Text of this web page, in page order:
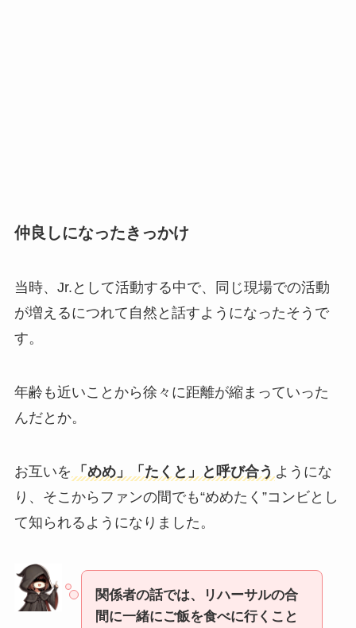
仲良しになったきっかけ
当時、Jr.として活動する中で、同じ現場での活動
が増えるにつれて自然と話すようになったそうで
す。
年齢も近いことから徐々に距離が縮まっていった
んだとか。
お互いを 「めめ」「たくと」と呼び合う ようにな
り、そこからファンの間でも“めめたく”コンビとし
て知られるようになりました。
関係者の話では、リハーサルの合
間に一緒にご飯を食べに行くこと